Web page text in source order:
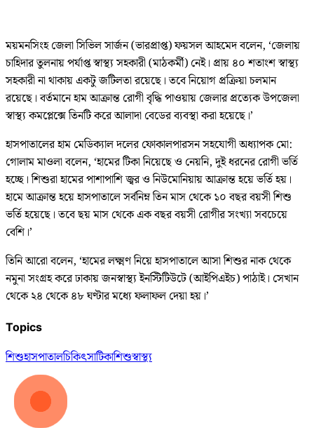
ময়মনসিংহ জেলা সিভিল সার্জন (ভারপ্রাপ্ত) ফয়সল আহমেদ বলেন, ‘জেলায়
চাহিদার তুলনায় পর্যাপ্ত স্বাস্থ্য সহকারী (মাঠকর্মী) নেই। প্রায় ৪০ শতাংশ স্বাস্থ্য
সহকারী না থাকায় একটু জটিলতা রয়েছে। তবে নিয়োগ প্রক্রিয়া চলমান
রয়েছে। বর্তমানে হাম আক্রান্ত রোগী বৃদ্ধি পাওয়ায় জেলার প্রত্যেক উপজেলা
স্বাস্থ্য কমপ্লেক্সে তিনটি করে আলাদা বেডের ব্যবস্থা করা হয়েছে।’
হাসপাতালের হাম মেডিক্যাল দলের ফোকালপারসন সহযোগী অধ্যাপক মো:
গোলাম মাওলা বলেন, ‘হামের টিকা নিয়েছে ও নেয়নি, দুই ধরনের রোগী ভর্তি
হচ্ছে। শিশুরা হামের পাশাপাশি জ্বর ও নিউমোনিয়ায় আক্রান্ত হয়ে ভর্তি হয়।
হামে আক্রান্ত হয়ে হাসপাতালে সর্বনিম্ন তিন মাস থেকে ১০ বছর বয়সী শিশু
ভর্তি হয়েছে। তবে ছয় মাস থেকে এক বছর বয়সী রোগীর সংখ্যা সবচেয়ে
বেশি।’
তিনি আরো বলেন, ‘হামের লক্ষ্মণ নিয়ে হাসপাতালে আসা শিশুর নাক থেকে
নমুনা সংগ্রহ করে ঢাকায় জনস্বাস্থ্য ইনস্টিটিউটে (আইপিএইচ) পাঠাই। সেখান
থেকে ২৪ থেকে ৪৮ ঘণ্টার মধ্যে ফলাফল দেয়া হয়।’
Topics
শিশুহাসপাতালচিকিৎসাটিকাশিশুস্বাস্থ্য